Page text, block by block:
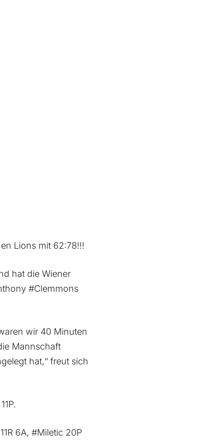
Lions mit 62:78!!!
hat die Wiener
#Clemmons
wir 40 Minuten
Mannschaft
hat,“ freut sich
6A, #Miletic 20P